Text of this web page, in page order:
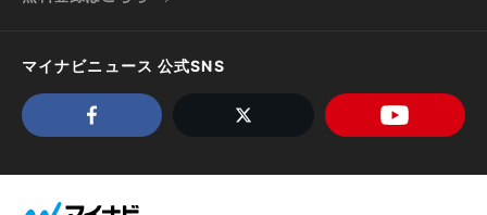
マイナビニュース 公式SNS